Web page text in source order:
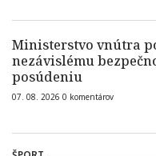
Ministerstvo vnútra
nezávislému
posúdeniu
07. 08. 2026 0 komentárov